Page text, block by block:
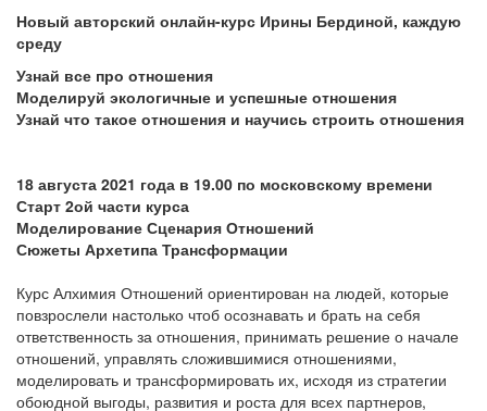
Новый авторский онлайн-курс Ирины Бердиной, каждую
среду
Узнай все про отношения
Моделируй экологичные и успешные отношения
Узнай что такое отношения и научись строить отношения
18 августа 2021 года в 19.00 по московскому времени
Старт 2ой части курса
Моделирование Сценария Отношений
Сюжеты Архетипа Трансформации
Курс Алхимия Отношений ориентирован на людей, которые
повзрослели настолько чтоб осознавать и брать на себя
ответственность за отношения, принимать решение о начале
отношений, управлять сложившимися отношениями,
моделировать и трансформировать их, исходя из стратегии
обоюдной выгоды, развития и роста для всех партнеров,